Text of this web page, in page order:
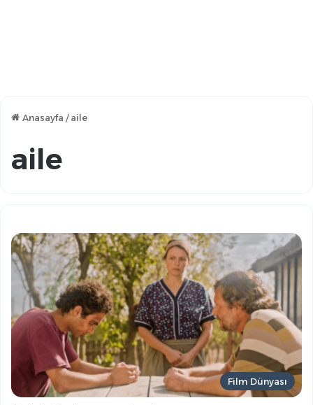
Anasayfa / aile
aile
Film Dünyası